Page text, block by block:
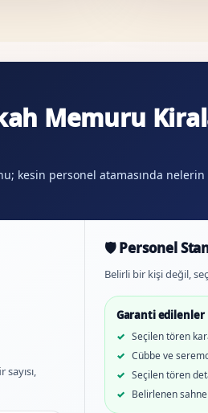
Memuru
kesin personel atamasında nelerin
🛡️ Personel
Belirli bir kişi değil,
Garanti edilenler
Seçilen tören
Cübbe ve
Seçilen tören
Belirlenen